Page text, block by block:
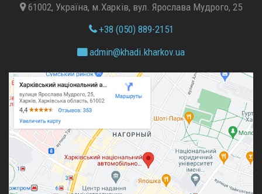
61002, Україна, м.Харків, вул. Ярослава Мудрого, 25
+38 (050) 889-2151
admin@khadi.kharkov.ua